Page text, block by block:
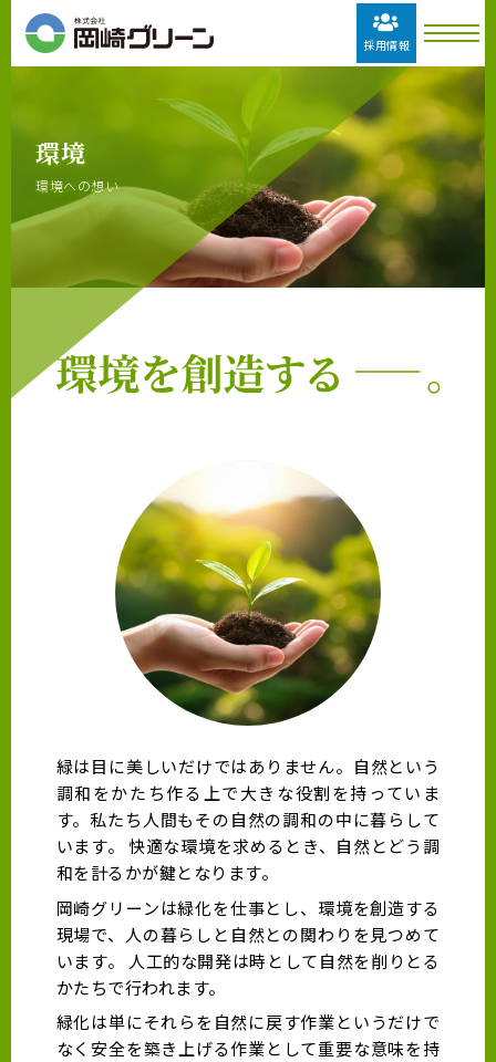
採用情報
環境
環境への想い
緑は目に美しいだけではありません。自然という
調和をかたち作る上で大きな役割を持っていま
す。私たち人間もその自然の調和の中に暮らして
います。 快適な環境を求めるとき、自然とどう調
和を計るかが鍵となります。
岡崎グリーンは緑化を仕事とし、環境を創造する
現場で、人の暮らしと自然との関わりを見つめて
います。 人工的な開発は時として自然を削りとる
かたちで行われます。
緑化は単にそれらを自然に戻す作業というだけで
なく安全を築き上げる作業として重要な意味を持